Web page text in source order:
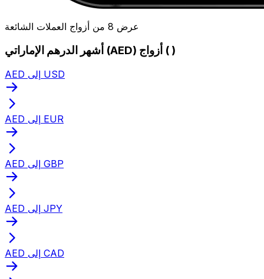
عرض 8 من أزواج العملات الشائعة
أشهر الدرهم الإماراتي (AED) أزواج ( )
AED إلى USD
AED إلى EUR
AED إلى GBP
AED إلى JPY
AED إلى CAD